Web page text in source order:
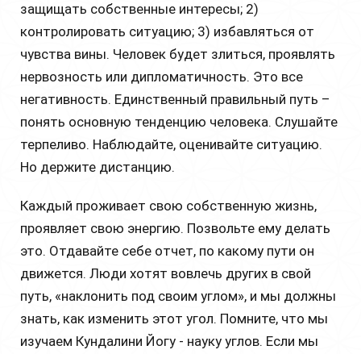
защищать собственные интересы; 2)
контролировать ситуацию; 3) избавляться от
чувства вины. Человек будет злиться, проявлять
нервозность или дипломатичность. Это все
негативность. Единственный правильный путь –
понять основную тенденцию человека. Слушайте
терпеливо. Наблюдайте, оценивайте ситуацию.
Но держите дистанцию.
Каждый проживает свою собственную жизнь,
проявляет свою энергию. Позвольте ему делать
это. Отдавайте себе отчет, по какому пути он
движется. Люди хотят вовлечь других в свой
путь, «наклонить под своим углом», и мы должны
знать, как изменить этот угол. Помните, что мы
изучаем Кундалини Йогу - науку углов. Если мы